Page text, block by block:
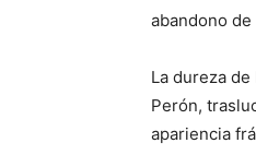
abandono
La dureza
Perón,
apariencia